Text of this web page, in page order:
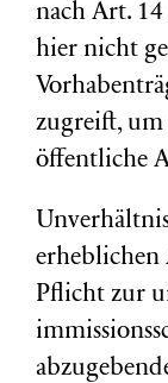
nach Art.
hier nicht
zugreift,
öffentliche
erheblichen
Pflicht zur